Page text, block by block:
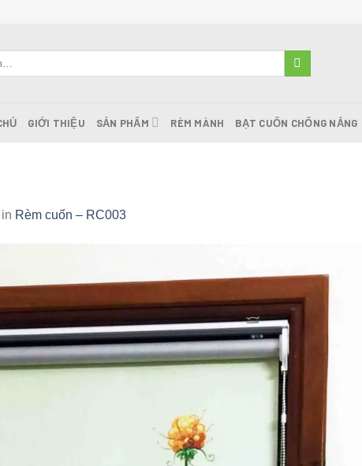
GIỚI THIỆU SẢN PHẨM RÈM MÀNH BẠT CUỐN CHỐNG NẮNG
in Rèm cuốn – RC003